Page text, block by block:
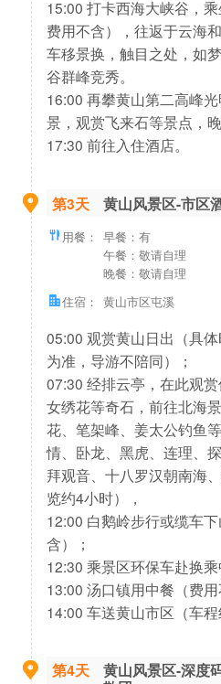
15:00 打卡西海大峡谷，
费用不含），往返于云海
车移景换，触目之处，如
谷群峰竞秀。
16:00 再攀黄山第二高峰
景，观赏飞来石等景点，
17:30 前往入住酒店。
第3天 黄山风景区-市区
用餐： 早餐：有
午餐：敬请自理
晚餐：敬请自理
住宿： 黄山市区屯溪
05:00 观赏黄山日出（具
为准，导游不陪同）；
07:30 经排云亭，在此观
女绣花等奇石，前往北海
花、笔架峰、姜太公钓鱼
情、卧龙、黑虎、连理、
拜观音、十八罗汉朝南海
览约4小时），
12:00 白鹅岭步行或缆车
含）；
12:30 乘景区环保车赴换
13:00 汤口镇用中餐（费用
14:00 车送黄山市区（车程
第4天
黄山风景区-深度